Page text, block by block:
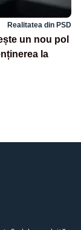
Realitatea din PSD
un nou pol
la